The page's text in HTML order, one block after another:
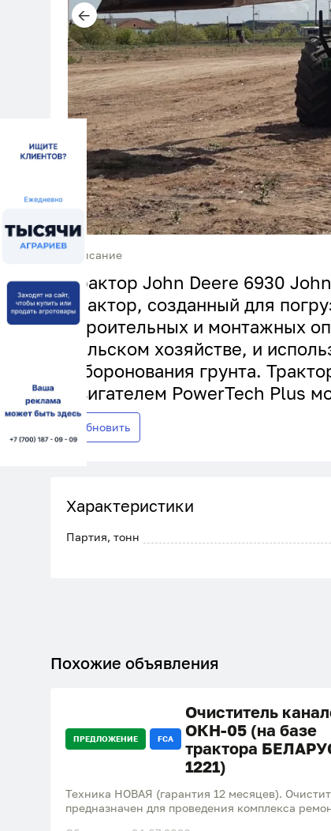
Описание
Трактор John Deere 6930
трактор, созданный для
строительных и монтажных
сельском хозяйстве, и
и боронования грунта.
двигателем PowerTech Plus
Обновить
Характеристики
Партия, тонн
Похожие объявления
ПРЕДЛОЖЕНИЕ FCA
Очиститель
ОКН-05 (на базе
трактора
1221)
Техника НОВАЯ (гарантия 12 месяцев).
предназначен для проведения комплекса